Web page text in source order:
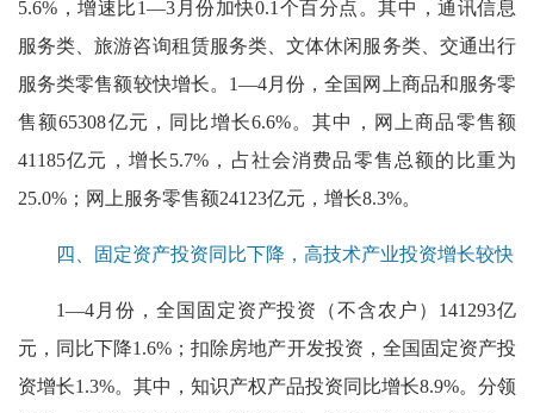
5.6%，增速比1—3月份加快0.1个百分点。其中，通讯信息
服务类、旅游咨询租赁服务类、文体休闲服务类、交通出行
服务类零售额较快增长。1—4月份，全国网上商品和服务零
售额65308亿元，同比增长6.6%。其中，网上商品零售额
41185亿元，增长5.7%，占社会消费品零售总额的比重为
25.0%；网上服务零售额24123亿元，增长8.3%。
四、固定资产投资同比下降，高技术产业投资增长较快
1—4月份，全国固定资产投资（不含农户）141293亿
元，同比下降1.6%；扣除房地产开发投资，全国固定资产投
资增长1.3%。其中，知识产权产品投资同比增长8.9%。分领